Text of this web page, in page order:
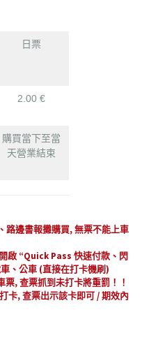
日票
2.00 €
購買當下至當
天營業結束
邊書報攤購買, 無票不能上車
啟 “Quick Pass 快速付款、閃
、公車 (直接在打卡機刷)
, 查票抓到未打卡將重罰！！
卡, 查票出示該卡即可 / 期效內